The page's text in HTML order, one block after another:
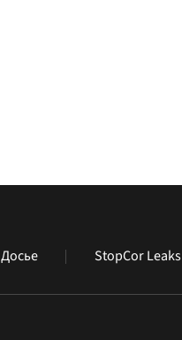
Досье StopCor Leaks